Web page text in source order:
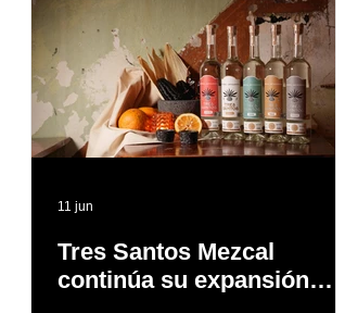
Tres Santos Mezcal
continúa su expansión
11 jun